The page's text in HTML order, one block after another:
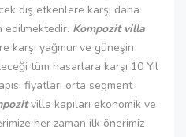
dış etkenlere karşı daha
edilmektedir. Kompozit villa
karşı yağmur ve güneşin
tüm hasarlara karşı 10 Yıl
fiyatları orta segment
villa kapıları ekonomik ve
her zaman ilk önerimiz